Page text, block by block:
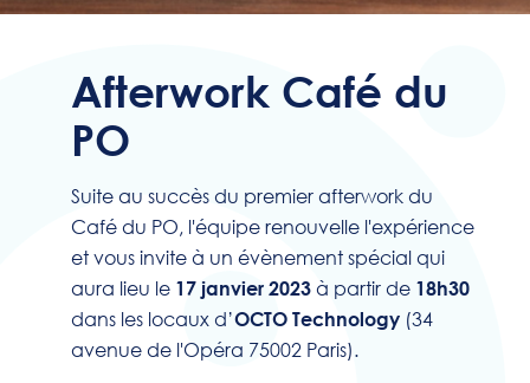
Afterwork Café du
PO
Suite au succès du premier afterwork du
Café du PO, l'équipe renouvelle l'expérience
et vous invite à un évènement spécial qui
aura lieu le 17 janvier 2023 à partir de 18h30
dans les locaux d’OCTO Technology (34
avenue de l'Opéra 75002 Paris).